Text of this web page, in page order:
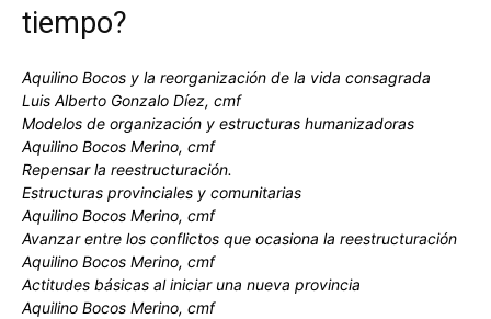
tiempo?
Aquilino Bocos y la reorganización de la vida consagrada
Luis Alberto Gonzalo Díez, cmf
Modelos de organización y estructuras humanizadoras
Aquilino Bocos Merino, cmf
Repensar la reestructuración.
Estructuras provinciales y comunitarias
Aquilino Bocos Merino, cmf
Avanzar entre los conflictos que ocasiona la reestructuración
Aquilino Bocos Merino, cmf
Actitudes básicas al iniciar una nueva provincia
Aquilino Bocos Merino, cmf